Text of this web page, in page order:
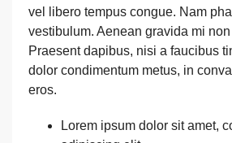
vel libero tempus congue. Nam
vestibulum. Aenean gravida mi
Praesent dapibus, nisi a faucibus
dolor condimentum metus, in
eros.
Lorem ipsum dolor sit amet,